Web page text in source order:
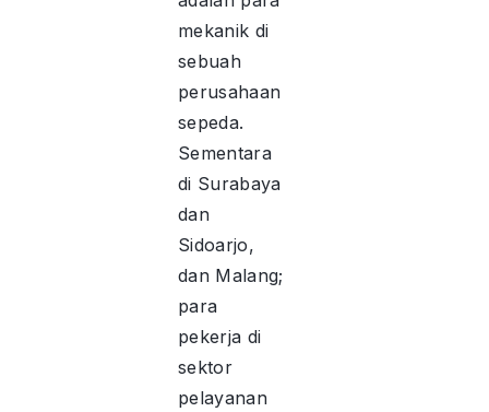
mekanik di
sebuah
perusahaan
sepeda.
Sementara
di Surabaya
dan
Sidoarjo,
dan Malang;
para
pekerja di
sektor
pelayanan